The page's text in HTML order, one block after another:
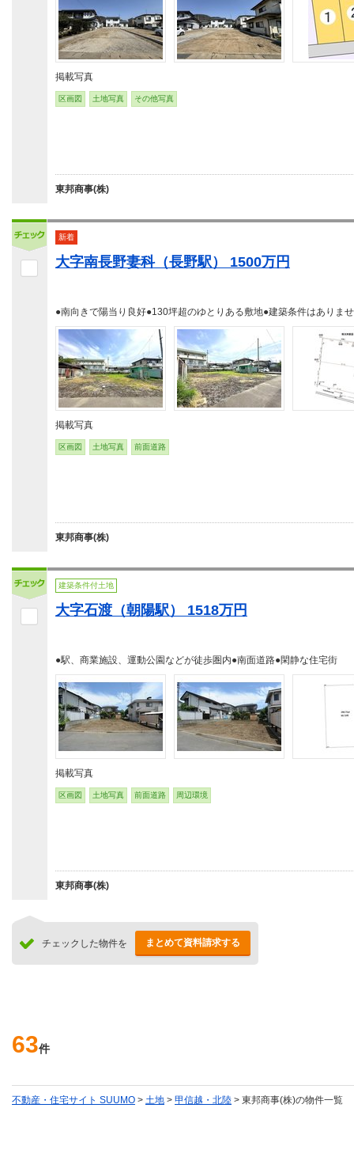
掲載写真
区画図 土地写真 その他写真
東邦商事(株)
新着
大字南長野妻科（長野駅） 1500万円
●南向きで陽当り良好●130坪超のゆとりある敷地●建築条件はありま
掲載写真
区画図 土地写真 前面道路
東邦商事(株)
建築条件付土地
大字石渡（朝陽駅） 1518万円
●駅、商業施設、運動公園などが徒歩圏内●南面道路●閑静な住宅街
掲載写真
区画図 土地写真 前面道路 周辺環境
東邦商事(株)
チェックした物件を まとめて資料請求する
63件
不動産・住宅サイト SUUMO > 土地 > 甲信越・北陸 > 東邦商事(株)の物件一覧